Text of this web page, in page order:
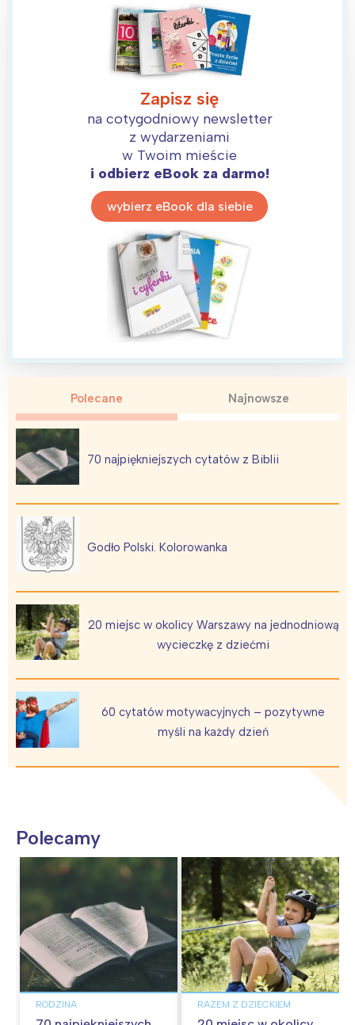
Zapisz się
na cotygodniowy newsletter
z wydarzeniami
w Twoim mieście
i odbierz eBook za darmo!
wybierz eBook dla siebie
Polecane Najnowsze
70 najpiękniejszych cytatów z Biblii
Godło Polski. Kolorowanka
20 miejsc w okolicy Warszawy na jednodniową
wycieczkę z dziećmi
60 cytatów motywacyjnych – pozytywne
myśli na każdy dzień
Polecamy
RODZINA RAZEM Z DZIECKIEM